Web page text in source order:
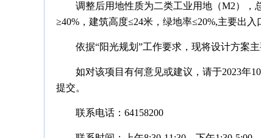
调整后用地性质为二类工业用地（M2），
≥40%，建筑高度≤24米，绿地率≤20%,主要出
依据“阳光规划”工作要求，现将设计方案主
如对该项目有何意见或建议，请于2023年
提交。
联系电话：64158200